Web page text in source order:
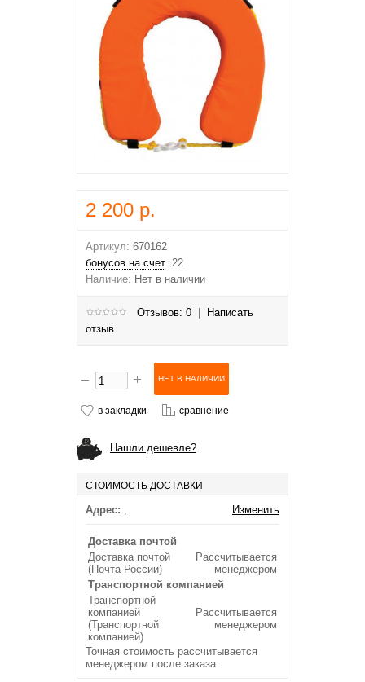
2 200 р.
Артикул: 670162
бонусов на счет 22
Наличие: Нет в наличии
Отзывов: 0
Написать
отзыв
в закладки сравнение
Нашли дешевле?
СТОИМОСТЬ ДОСТАВКИ
Адрес: , Изменить
Доставка почтой
Доставка почтой
(Почта России)
Рассчитывается
менеджером
Транспортной компанией
Транспортной
компанией
(Транспортной
компанией)
Рассчитывается
менеджером
Точная стоимость рассчитывается
менеджером после заказа